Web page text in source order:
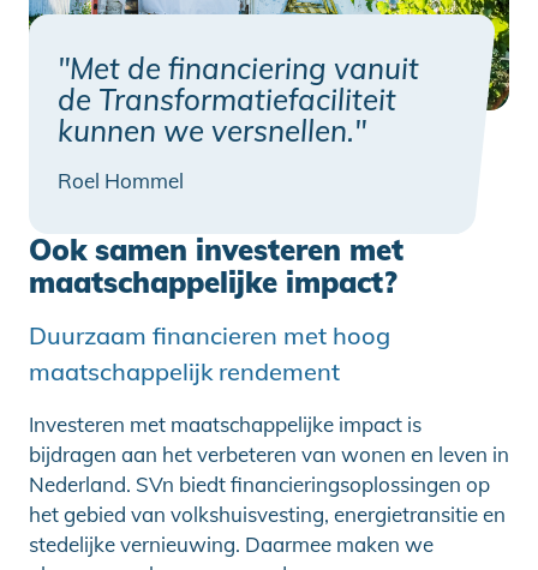
"Met de financiering vanuit
de Transformatiefaciliteit
kunnen we versnellen."
Roel Hommel
Ook samen investeren met
maatschappelijke impact?
Duurzaam financieren met hoog
maatschappelijk rendement
Investeren met maatschappelijke impact is
bijdragen aan het verbeteren van wonen en leven in
Nederland. SVn biedt financieringsoplossingen op
het gebied van volkshuisvesting, energietransitie en
stedelijke vernieuwing. Daarmee maken we